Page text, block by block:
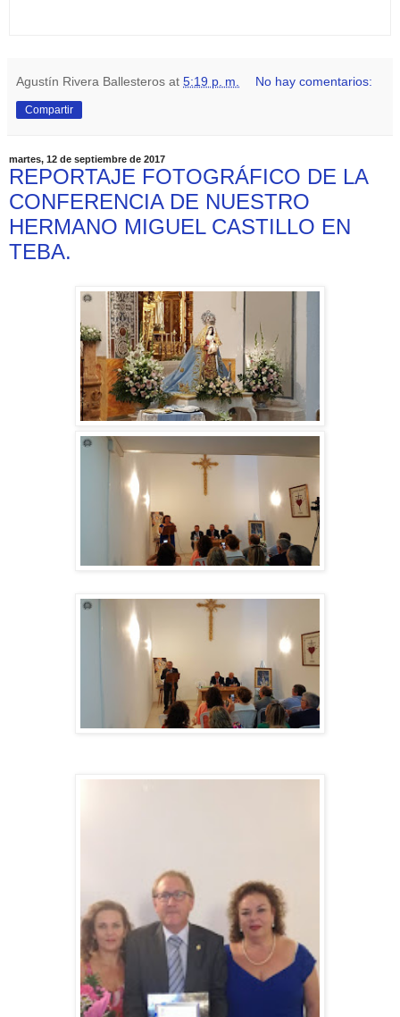
Agustín Rivera Ballesteros at 5:19 p. m. No hay comentarios:
Compartir
martes, 12 de septiembre de 2017
REPORTAJE FOTOGRÁFICO DE LA
CONFERENCIA DE NUESTRO
HERMANO MIGUEL CASTILLO EN
TEBA.